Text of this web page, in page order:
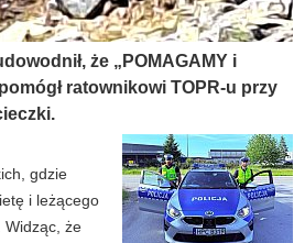
że „POMAGAMY i
ratownikowi TOPR-u przy
gdzie
i leżącego
Widząc, że